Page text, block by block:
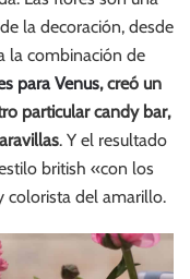
la decoración, desde
la combinación de
para Venus, creó un
particular candy bar,
. Y el resultado
british «con los
colorista del amarillo.